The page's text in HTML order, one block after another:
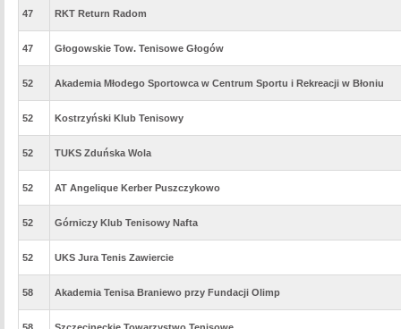
47 RKT Return Radom
47 Głogowskie Tow. Tenisowe Głogów
52 Akademia Młodego Sportowca w Centrum Sportu i Rekreacji w Błoniu
52 Kostrzyński Klub Tenisowy
52 TUKS Zduńska Wola
52 AT Angelique Kerber Puszczykowo
52 Górniczy Klub Tenisowy Nafta
52 UKS Jura Tenis Zawiercie
58 Akademia Tenisa Braniewo przy Fundacji Olimp